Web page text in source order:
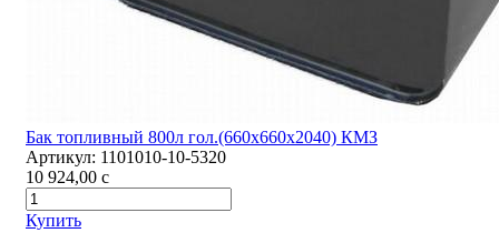
Бак топливный 800л гол.(660х660х2040) КМЗ
Артикул: 1101010-10-5320
10 924,00 c
Купить